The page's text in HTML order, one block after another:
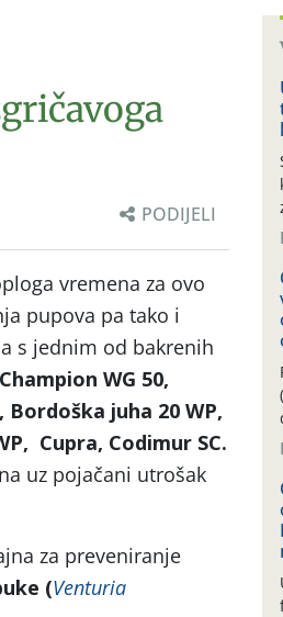
PODIJELI
vremena za ovo
pupova pa tako i
s jednim od bakrenih
Champion WG 50,
Bordoška juha 20 WP,
Cupra, Codimur SC.
uz pojačani utrošak
za preveniranje
(Venturia